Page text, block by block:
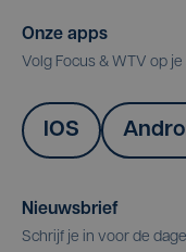
Onze apps
Volg Focus & WTV op
IOS
Nieuwsbrief
Schrijf je in voor de